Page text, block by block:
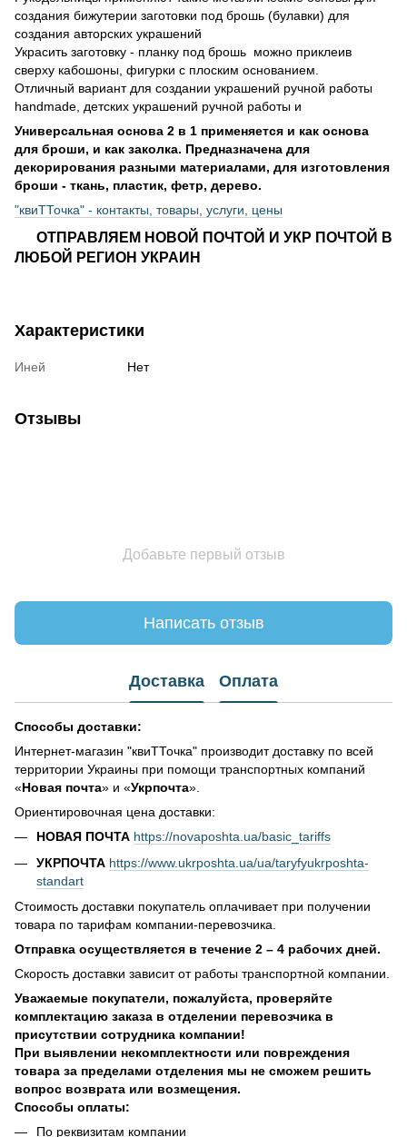
создания бижутерии заготовки под брошь (булавки) для
создания авторских украшений
Украсить заготовку - планку под брошь можно приклеив
сверху кабошоны, фигурки с плоским основанием.
Отличный вариант для создании украшений ручной работы
handmade, детских украшений ручной работы и
Универсальная основа 2 в 1 применяется и как основа
для броши, и как заколка. Предназначена для
декорирования разными материалами, для изготовления
броши - ткань, пластик, фетр, дерево.
"квиТТочка" - контакты, товары, услуги, цены
ОТПРАВЛЯЕМ НОВОЙ ПОЧТОЙ И УКР ПОЧТОЙ В
ЛЮБОЙ РЕГИОН УКРАИН
Характеристики
Иней Нет
Отзывы
Добавьте первый отзыв
Написать отзыв
Доставка Оплата
Способы доставки:
Интернет-магазин "квиТТочка" производит доставку по всей
территории Украины при помощи транспортных компаний
«Новая почта» и «Укрпочта».
Ориентировочная цена доставки:
НОВАЯ ПОЧТА https://novaposhta.ua/basic_tariffs
УКРПОЧТА https://www.ukrposhta.ua/ua/taryfyukrposhta-
standart
Стоимость доставки покупатель оплачивает при получении
товара по тарифам компании-перевозчика.
Отправка осуществляется в течение 2 – 4 рабочих дней.
Скорость доставки зависит от работы транспортной компании.
Уважаемые покупатели, пожалуйста, проверяйте
комплектацию заказа в отделении перевозчика в
присутствии сотрудника компании!
При выявлении некомплектности или повреждения
товара за пределами отделения мы не сможем решить
вопрос возврата или возмещения.
Способы оплаты:
По реквизитам компании